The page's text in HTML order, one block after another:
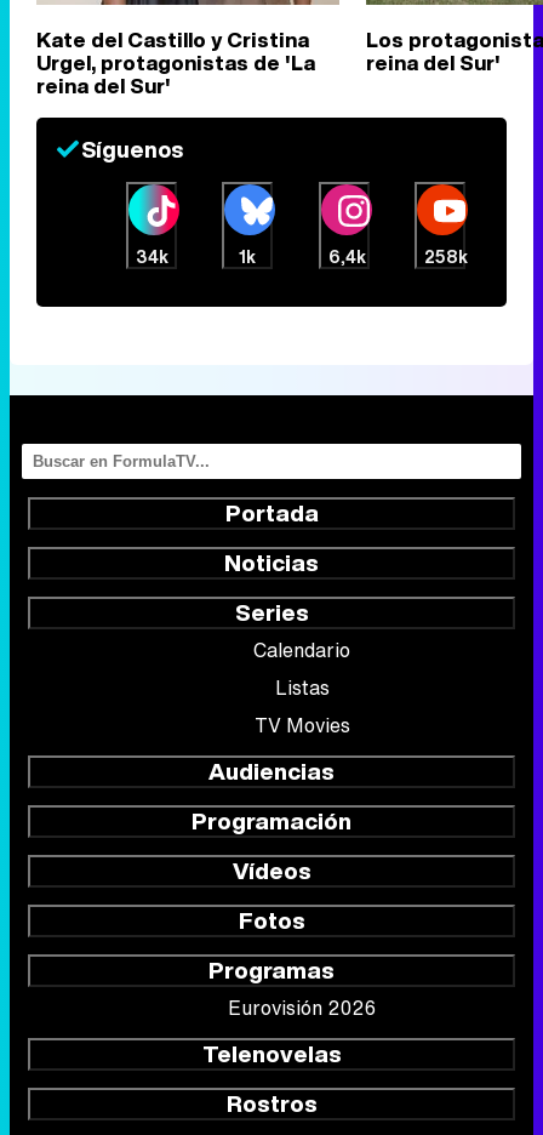
Kate del Castillo y Cristina
Urgel, protagonistas de 'La
reina del Sur'
Los
reina del Sur'
Síguenos
34k 1k 6,4k 258k
Portada
Noticias
Series
Calendario
Listas
TV Movies
Audiencias
Programación
Vídeos
Fotos
Programas
Eurovisión 2026
Telenovelas
Rostros